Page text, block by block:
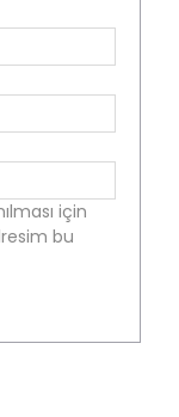
için
bu